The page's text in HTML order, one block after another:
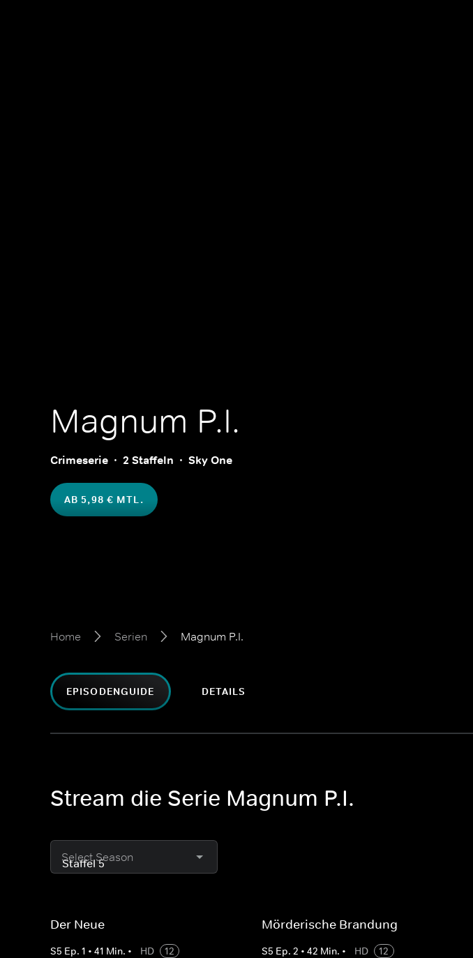
Magnum P.I.
Crimeserie 2 Staffeln Sky One
AB 5,98 € MTL.
Home Serien Magnum P.I.
EPISODENGUIDE DETAILS
Stream die Serie Magnum P.I.
Select Season
Der Neue
S5 Ep. 1 • 41 Min. • HD
12
Mörderische Brandung
S5 Ep.2 •42 Min. • HD
12